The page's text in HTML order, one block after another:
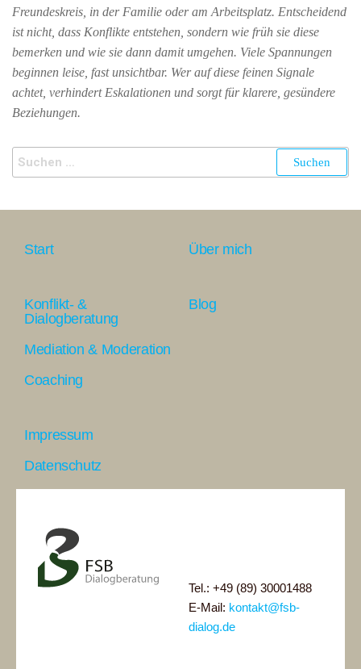
Freundeskreis, in der Familie oder am Arbeitsplatz. Entscheidend
ist nicht, dass Konflikte entstehen, sondern wie früh sie diese
bemerken und wie sie dann damit umgehen. Viele Spannungen
beginnen leise, fast unsichtbar. Wer auf diese feinen Signale
achtet, verhindert Eskalationen und sorgt für klarere, gesündere
Beziehungen.
Start Über mich
Konflikt- &
Dialogberatung
Mediation & Moderation
Coaching
Blog
Impressum
Datenschutz
Tel.: +49 (89) 30001488
E-Mail: kontakt@fsb-
dialog.de